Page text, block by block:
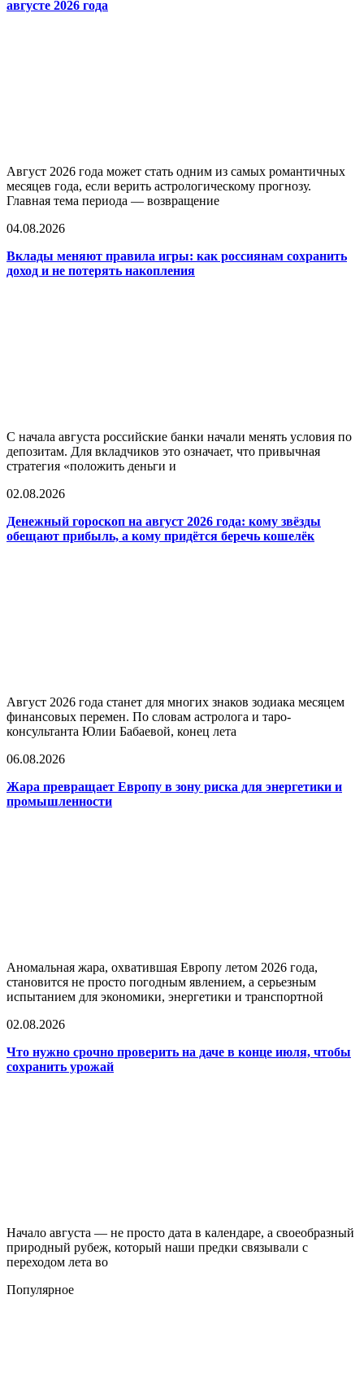
августе 2026 года
Август 2026 года может стать одним из самых романтичных
месяцев года, если верить астрологическому прогнозу.
Главная тема периода — возвращение
04.08.2026
Вклады меняют правила игры: как россиянам сохранить
доход и не потерять накопления
С начала августа российские банки начали менять условия по
депозитам. Для вкладчиков это означает, что привычная
стратегия «положить деньги и
02.08.2026
Денежный гороскоп на август 2026 года: кому звёзды
обещают прибыль, а кому придётся беречь кошелёк
Август 2026 года станет для многих знаков зодиака месяцем
финансовых перемен. По словам астролога и таро-
консультанта Юлии Бабаевой, конец лета
06.08.2026
Жара превращает Европу в зону риска для энергетики и
промышленности
Аномальная жара, охватившая Европу летом 2026 года,
становится не просто погодным явлением, а серьезным
испытанием для экономики, энергетики и транспортной
02.08.2026
Что нужно срочно проверить на даче в конце июля, чтобы
сохранить урожай
Начало августа — не просто дата в календаре, а своеобразный
природный рубеж, который наши предки связывали с
переходом лета во
Популярное